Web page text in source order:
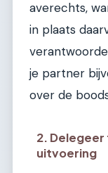
averechts,
in plaats
je partner
over de
2.
uitvoering